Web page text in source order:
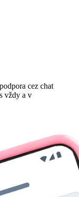
cez chat
vždy a v